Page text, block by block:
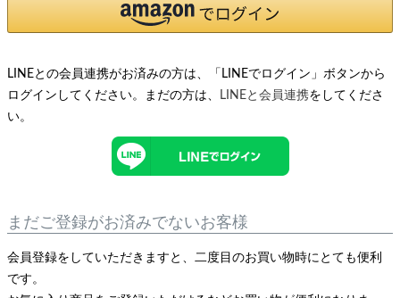
LINEとの会員連携がお済みの方は、「LINEでログイン」ボタンから
ログインしてください。まだの方は、
LINEと会員連携をしてくださ
い。
まだご登録がお済みでないお客様
会員登録をしていただきますと、二度目のお買い物時にとても便利
です。